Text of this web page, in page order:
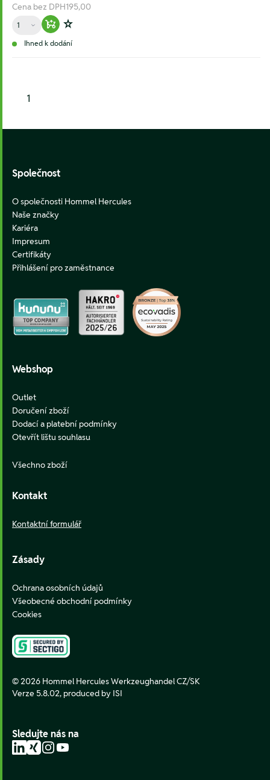
Cena bez DPH195,00
Množství
Warenkorb hinzufügen
Zur Wunschliste hinzufügen
Ihned k dodání
1
Společnost
O společnosti Hommel Hercules
Naše značky
Kariéra
Impresum
Certifikáty
Přihlášení pro zaměstnance
Webshop
Outlet
Doručení zboží
Dodací a platební podmínky
Otevřít lištu souhlasu
Všechno zboží
Kontakt
Kontaktní formulář
Zásady
Ochrana osobních údajů
Všeobecné obchodní podmínky
Cookies
© 2026 Hommel Hercules Werkzeughandel CZ/SK
Verze 5.8.02, produced by ISI
Sledujte nás na
LinkedIn
XingInstagram
YouTube